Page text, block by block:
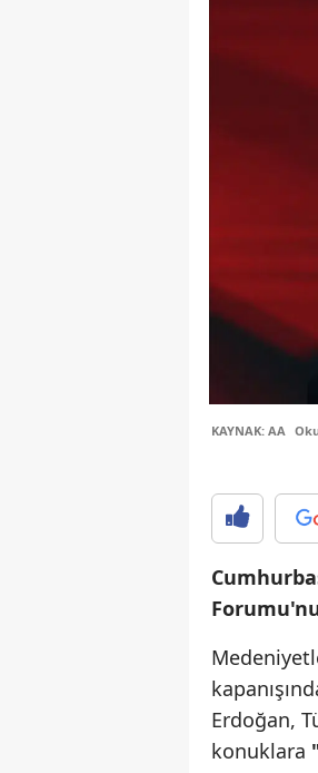
KAYNAK: AA
Erdoğan,
konuklara